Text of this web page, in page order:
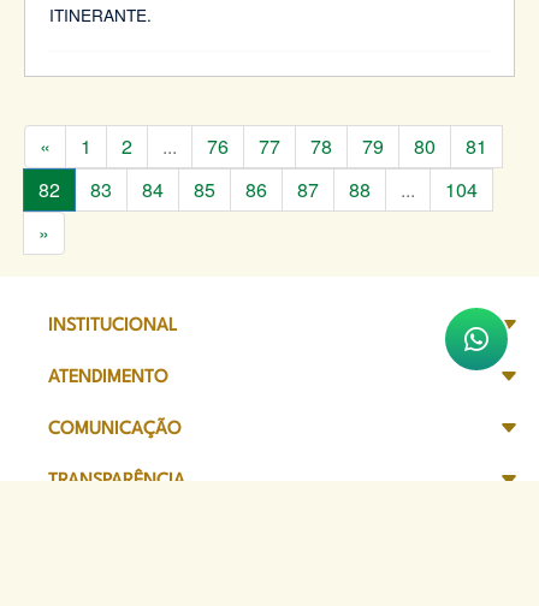
ITINERANTE.
« 1 2 ... 76 77 78 79 80
81
82
83 84 85 86 87 88 ...
104
»
INSTITUCIONAL
ATENDIMENTO
COMUNICAÇÃO
TRANSPARÊNCIA